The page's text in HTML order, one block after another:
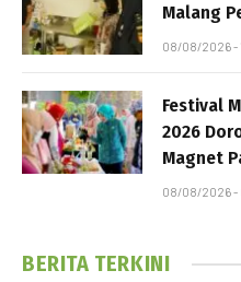
Malang
08/08/2026 -
Festival
2026
Magnet
08/08/2026 -
BERITA TERKINI